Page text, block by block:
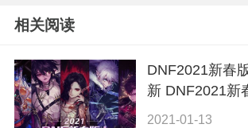
相关阅读
DNF2021新春
新 DNF2021新
2021-01-13